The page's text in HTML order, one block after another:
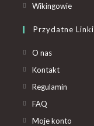
Wikingowie
Przydatne Linki
O nas
Kontakt
Regulamin
FAQ
Moje konto